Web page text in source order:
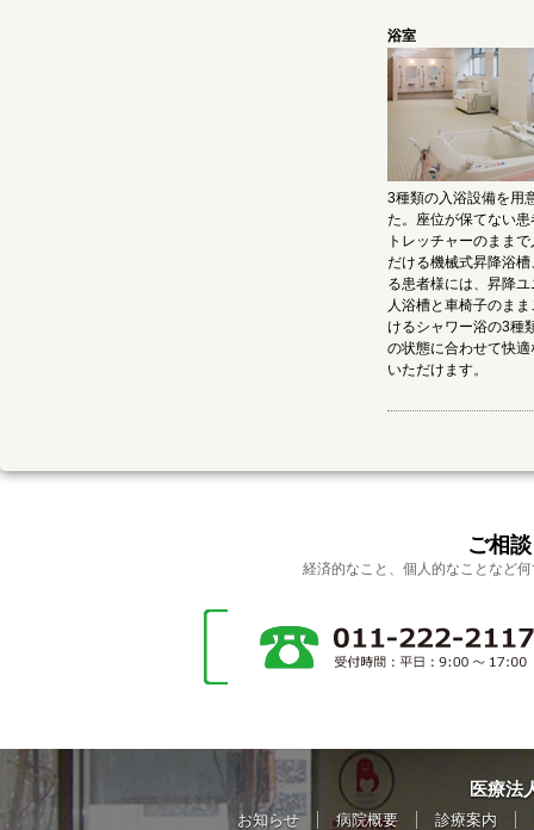
浴室
3種類の入浴設備を用
た。座位が保てない
トレッチャーのまま
だける機械式昇降浴
る患者様には、昇降
人浴槽と車椅子のま
けるシャワー浴の3種
の状態に合わせて快
いただけます。
ご相
経済的なこと、個人的なことなど
医療法
お知らせ 病院概要 診療案内